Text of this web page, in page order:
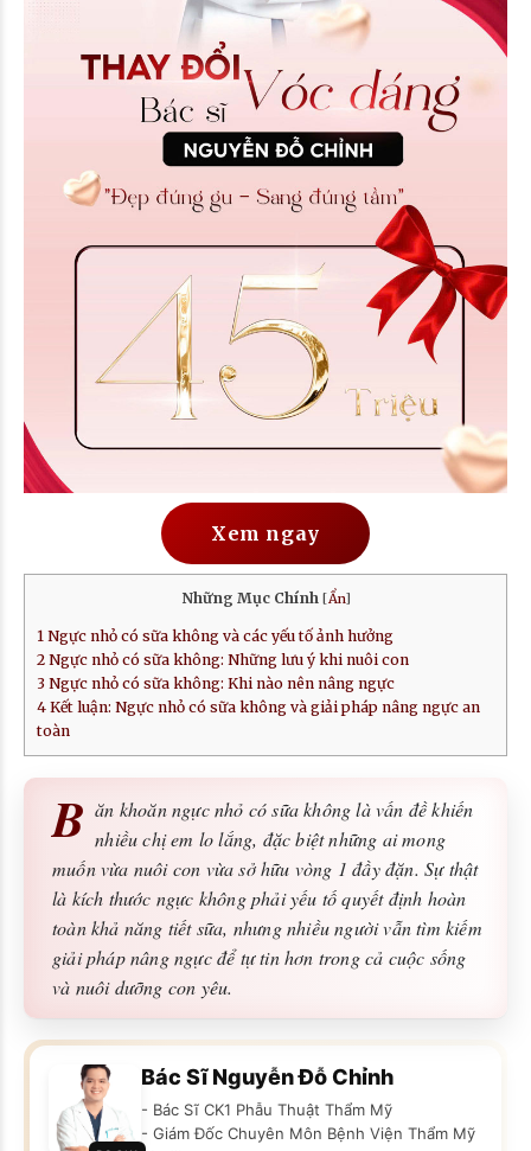
Xem ngay
Những Mục Chính [Ẩn]
1 Ngực nhỏ có sữa không và các yếu tố ảnh hưởng
2 Ngực nhỏ có sữa không: Những lưu ý khi nuôi con
3 Ngực nhỏ có sữa không: Khi nào nên nâng ngực
4 Kết luận: Ngực nhỏ có sữa không và giải pháp nâng ngực an
toàn
B ăn khoăn ngực nhỏ có sữa không là vấn đề khiến
nhiều chị em lo lắng, đặc biệt những ai mong
muốn vừa nuôi con vừa sở hữu vòng 1 đầy đặn. Sự thật
là kích thước ngực không phải yếu tố quyết định hoàn
toàn khả năng tiết sữa, nhưng nhiều người vẫn tìm kiếm
giải pháp nâng ngực để tự tin hơn trong cả cuộc sống
và nuôi dưỡng con yêu.
Bác Sĩ Nguyễn Đỗ Chỉnh
- Bác Sĩ CK1 Phẫu Thuật Thẩm Mỹ
- Giám Đốc Chuyên Môn Bệnh Viện Thẩm Mỹ